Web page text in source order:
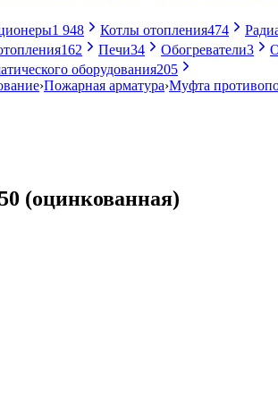
1 948 Котлы отопления474
162 Печи34 Обогреватели3
оборудования205
›Пожарная арматура›Муфта
(оцинкованная)